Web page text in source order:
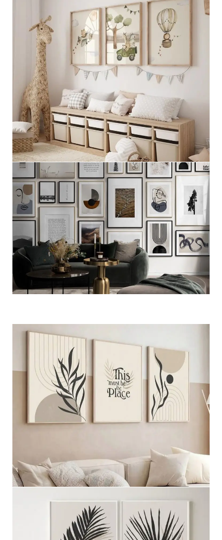
الجمال الطبيعي الإسلامي
عرض المزيد
مجموعات اطفال
عرض المزيد
مجموعه ثلاثيه
عرض المزيد